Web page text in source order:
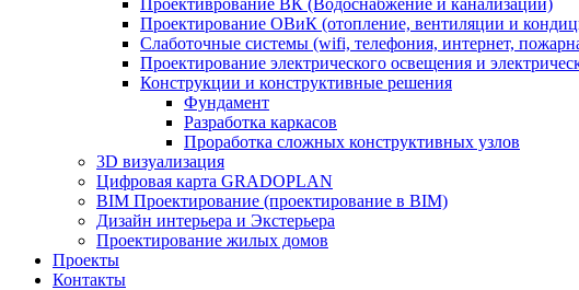
Проективрование ВК (Водоснабжение и канализации)
Проектирование ОВиК (отопление, вентиляции и
Слаботочные системы (wifi, телефония, интернет,
Проектирование электрического освещения и
Конструкции и конструктивные решения
Фундамент
Разработка каркасов
Проработка сложных конструктивных узлов
3D визуализация
Цифровая карта GRADOPLAN
BIM Проектирование (проектирование в BIM)
Дизайн интерьера и Экстерьера
Проектирование жилых домов
Проекты
Контакты